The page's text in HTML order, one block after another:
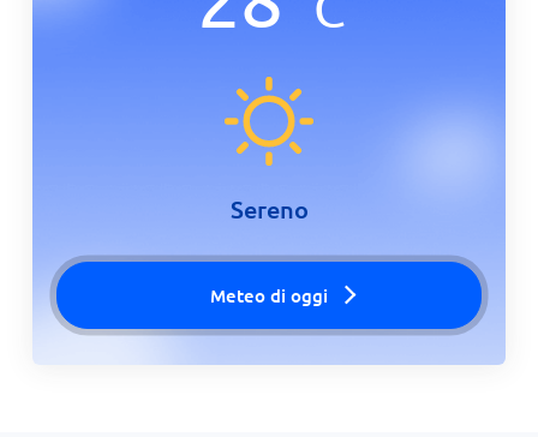
Sereno
Meteo di oggi